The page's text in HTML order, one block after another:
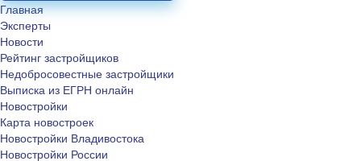
Главная
Эксперты
Новости
Рейтинг застройщиков
Недобросовестные застройщики
Выписка из ЕГРН онлайн
Новостройки
Карта новостроек
Новостройки Владивостока
Новостройки России